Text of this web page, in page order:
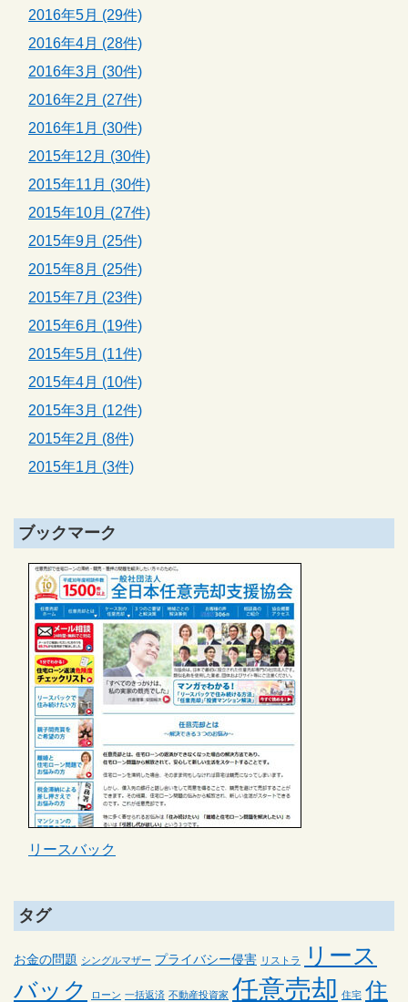
2016年5月 (29件)
2016年4月 (28件)
2016年3月 (30件)
2016年2月 (27件)
2016年1月 (30件)
2015年12月 (30件)
2015年11月 (30件)
2015年10月 (27件)
2015年9月 (25件)
2015年8月 (25件)
2015年7月 (23件)
2015年6月 (19件)
2015年5月 (11件)
2015年4月 (10件)
2015年3月 (12件)
2015年2月 (8件)
2015年1月 (3件)
ブックマーク
リースバック
タグ
お金の問題 シングルマザー プライバシー侵害 リストラ
リース
バック
ローン 一括返済 不動産投資家 任意売却 住宅 住